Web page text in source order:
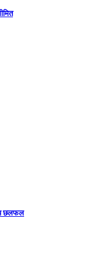
छलफल